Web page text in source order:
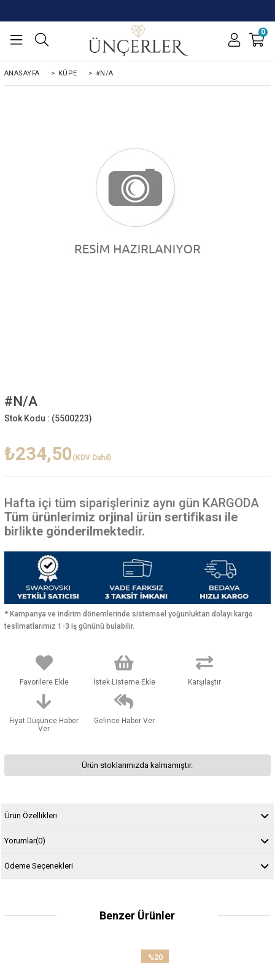
0
ANASAYFA > KÜPE > #N/A
#N/A
Stok Kodu : (5500223)
₺234,50 (KDV Dahil)
Hafta içi tüm siparişleriniz aynı gün KARGODA
Tüm ürünlerimiz orjinal ürün sertifikası ile
birlikte gönderilmektedir.
* Kampanya ve indirim dönemlerinde sistemsel yoğunluktan dolayı kargo
teslimatlarımız 1-3 iş gününü bulabilir.
Favorilere Ekle İstek Listeme Ekle Karşılaştır
Fiyat Düşünce Haber
Ver
Gelince Haber Ver
Ürün stoklarımızda kalmamıştır.
Ürün Özellikleri
Yorumlar(0)
Ödeme Seçenekleri
Benzer Ürünler
%20